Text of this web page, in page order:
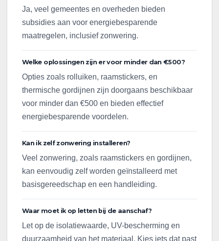
Ja, veel gemeentes en overheden bieden
subsidies aan voor energiebesparende
maatregelen, inclusief zonwering.
Welke oplossingen zijn er voor minder dan €500?
Opties zoals rolluiken, raamstickers, en
thermische gordijnen zijn doorgaans beschikbaar
voor minder dan €500 en bieden effectief
energiebesparende voordelen.
Kan ik zelf zonwering installeren?
Veel zonwering, zoals raamstickers en gordijnen,
kan eenvoudig zelf worden geïnstalleerd met
basisgereedschap en een handleiding.
Waar moet ik op letten bij de aanschaf?
Let op de isolatiewaarde, UV-bescherming en
duurzaamheid van het materiaal. Kies iets dat past